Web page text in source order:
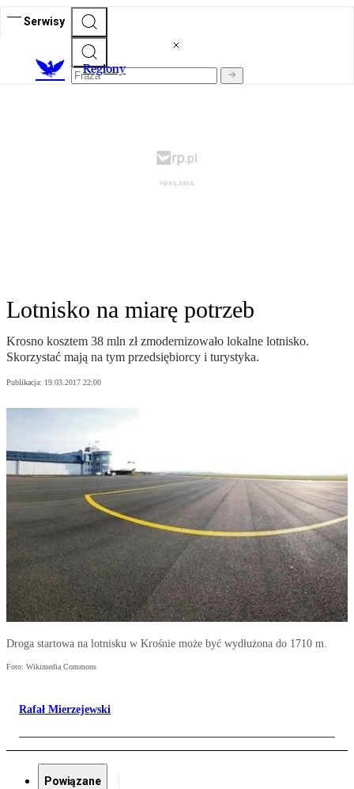
Serwisy
Regiony
Lotnisko na miarę potrzeb
Krosno kosztem 38 mln zł zmodernizowało lokalne lotnisko.
Skorzystać mają na tym przedsiębiorcy i turystyka.
Publikacja: 19.03.2017 22:00
Droga startowa na lotnisku w Krośnie może być wydłużona do 1710 m.
Foto: Wikimedia Commons
Rafał Mierzejewski
Powiązane